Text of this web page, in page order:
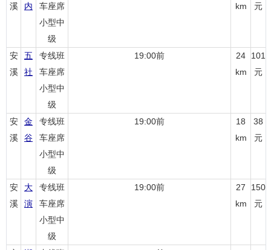
溪
内
车座席
小型中
级
km
元
安
溪
五
社
专线班
车座席
小型中
级
19:00前
24
km
101
元
安
溪
金
谷
专线班
车座席
小型中
级
19:00前
18
km
38
元
安
溪
大
演
专线班
车座席
小型中
级
19:00前
27
km
150
元